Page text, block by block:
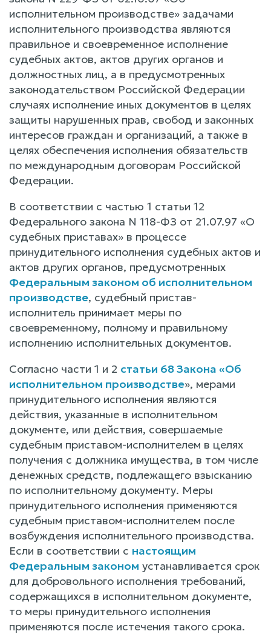
исполнительном производстве» задачами
исполнительного производства являются
правильное и своевременное исполнение
судебных актов, актов других органов и
должностных лиц, а в предусмотренных
законодательством Российской Федерации
случаях исполнение иных документов в целях
защиты нарушенных прав, свобод и законных
интересов граждан и организаций, а также в
целях обеспечения исполнения обязательств
по международным договорам Российской
Федерации.
В соответствии с частью 1 статьи 12
Федерального закона N 118-ФЗ от 21.07.97 «О
судебных приставах» в процессе
принудительного исполнения судебных актов и
актов других органов, предусмотренных
Федеральным законом об исполнительном
производстве, судебный пристав-
исполнитель принимает меры по
своевременному, полному и правильному
исполнению исполнительных документов.
Согласно части 1 и 2 статьи 68 Закона «Об
исполнительном производстве», мерами
принудительного исполнения являются
действия, указанные в исполнительном
документе, или действия, совершаемые
судебным приставом-исполнителем в целях
получения с должника имущества, в том числе
денежных средств, подлежащего взысканию
по исполнительному документу. Меры
принудительного исполнения применяются
судебным приставом-исполнителем после
возбуждения исполнительного производства.
Если в соответствии с настоящим
Федеральным законом устанавливается срок
для добровольного исполнения требований,
содержащихся в исполнительном документе,
то меры принудительного исполнения
применяются после истечения такого срока.